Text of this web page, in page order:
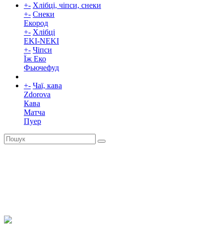
+- Хлібці, чіпси, снеки
+- Снеки
Екород
+- Хлібці
EKI-NEKI
+- Чіпси
Їж Еко
Фьючефуд
+- Чаї, кава
Zdorova
Кава
Матча
Пуер